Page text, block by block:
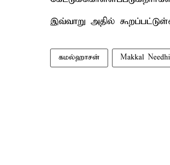
இவ்வாறு அதில்
கமல்ஹாசன் Makkal